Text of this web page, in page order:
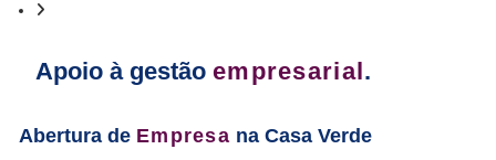
Apoio à gestão empresarial.
Abertura de Empresa na Casa Verde